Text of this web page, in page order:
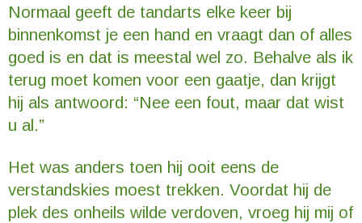
Normaal geeft de tandarts elke keer bij
binnenkomst je een hand en vraagt dan of alles
goed is en dat is meestal wel zo. Behalve als ik
terug moet komen voor een gaatje, dan krijgt
hij als antwoord: “Nee een fout, maar dat wist
u al.”
Het was anders toen hij ooit eens de
verstandskies moest trekken. Voordat hij de
plek des onheils wilde verdoven, vroeg hij mij of